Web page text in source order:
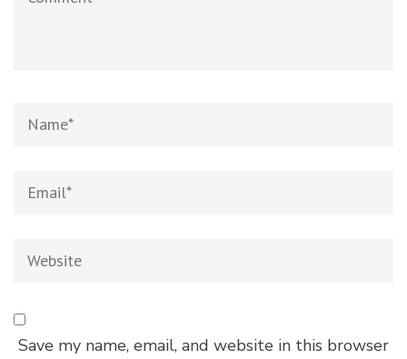
Save my name, email, and website in this browser